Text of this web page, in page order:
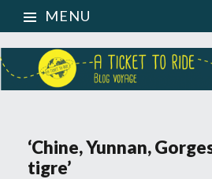
MENU
‘Chine, Yunnan,
tigre’